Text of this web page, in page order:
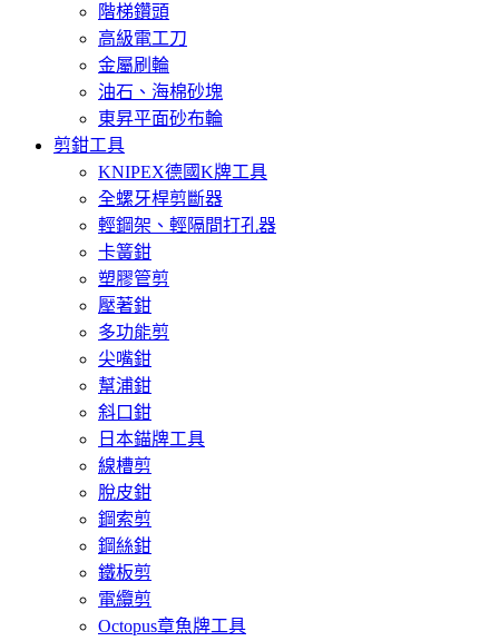
階梯鑽頭
高級電工刀
金屬刷輪
油石、海棉砂塊
東昇平面砂布輪
剪鉗工具
KNIPEX德國K牌工具
全螺牙桿剪斷器
輕鋼架、輕隔間打孔器
卡簧鉗
塑膠管剪
壓著鉗
多功能剪
尖嘴鉗
幫浦鉗
斜口鉗
日本錨牌工具
線槽剪
脫皮鉗
鋼索剪
鋼絲鉗
鐵板剪
電纜剪
Octopus章魚牌工具